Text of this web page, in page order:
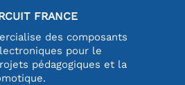
FRANCE
des composants
pour le
pédagogiques et la